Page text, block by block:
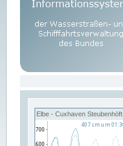
Elbe - Cuxhaven Steubenhöft